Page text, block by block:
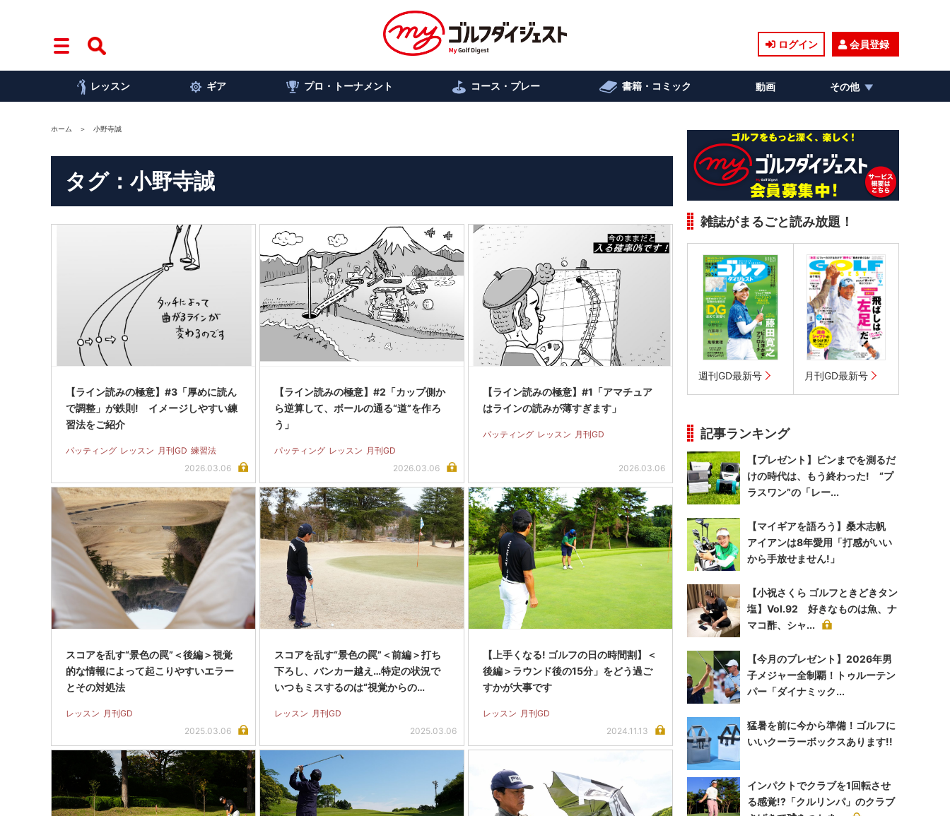
ログイン 会員登録
レッスン ギア プロ・トーナメント コース・プレー 書籍・コミック 動画 その他
ホーム 小野寺誠
タグ：小野寺誠
【ライン読みの極意】#3「厚めに読ん
で調整」が鉄則! イメージしやすい練
習法をご紹介
パッティング レッスン 月刊GD 練習法
2026.03.06
【ライン読みの極意】#2「カップ側か
ら逆算して、ボールの通る“道”を作ろ
う」
パッティング レッスン 月刊GD
2026.03.06
【ライン読みの極意】#1「アマチュア
はラインの読みが薄すぎます」
パッティング レッスン 月刊GD
2026.03.06
スコアを乱す“景色の罠”＜後編＞視覚
的な情報によって起こりやすいエラー
とその対処法
レッスン 月刊GD
2025.03.06
スコアを乱す“景色の罠”＜前編＞打ち
下ろし、バンカー越え…特定の状況で
いつもミスするのは“視覚からの…
レッスン 月刊GD
2025.03.06
【上手くなる! ゴルフの日の時間割】＜
後編＞ラウンド後の15分」をどう過ご
すかが大事です
レッスン 月刊GD
2024.11.13
雑誌がまるごと読み放題！
週刊GD最新号 月刊GD最新号
記事ランキング
【プレゼント】ピンまでを測るだ
けの時代は、もう終わった! “プ
ラスワン”の「レー...
【マイギアを語ろう】桑木志帆
アイアンは8年愛用「打感がいい
から手放せません!」
【小祝さくら ゴルフときどきタン
塩】Vol.92 好きなものは魚、ナ
マコ酢、シャ...
【今月のプレゼント】2026年男
子メジャー全制覇！トゥルーテン
パー「ダイナミック...
猛暑を前に今から準備！ゴルフに
いいクーラーボックスあります!!
インパクトでクラブを1回転させ
る感覚!?「クルリンパ」のクラブ